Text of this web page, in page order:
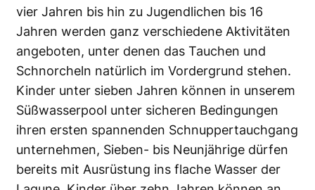
vier Jahren bis hin zu Jugendlichen bis 16
Jahren werden ganz verschiedene Aktivitäten
angeboten, unter denen das Tauchen und
Schnorcheln natürlich im Vordergrund stehen.
Kinder unter sieben Jahren können in unserem
Süßwasserpool unter sicheren Bedingungen
ihren ersten spannenden Schnuppertauchgang
unternehmen, Sieben- bis Neunjährige dürfen
bereits mit Ausrüstung ins flache Wasser der